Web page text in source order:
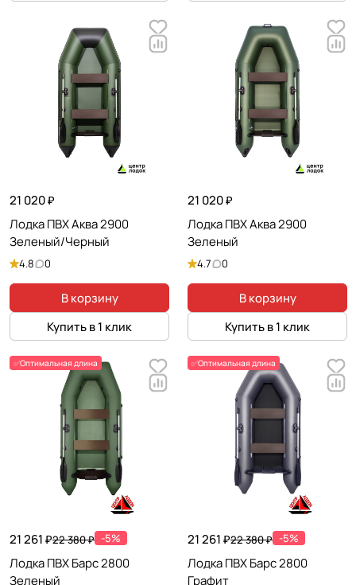
21 020 ₽
Лодка ПВХ Аква 2900
Зеленый/Черный
4.8 0
В корзину
Купить в 1 клик
21 020 ₽
Лодка ПВХ Аква 2900
Зеленый
4.7 0
В корзину
Купить в 1 клик
✅Оптимальная длина
21 261 ₽22 380 ₽ -5%
Лодка ПВХ Барс 2800
Зеленый
✅Оптимальная длина
21 261 ₽22 380 ₽ -5%
Лодка ПВХ Барс 2800
Графит